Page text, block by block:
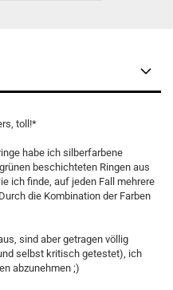
toll!*
habe ich silberfarbene
beschichteten Ringen aus
ich finde, auf jeden Fall mehrere
die Kombination der Farben
sind aber getragen völlig
selbst kritisch getestet), ich
abzunehmen ;)